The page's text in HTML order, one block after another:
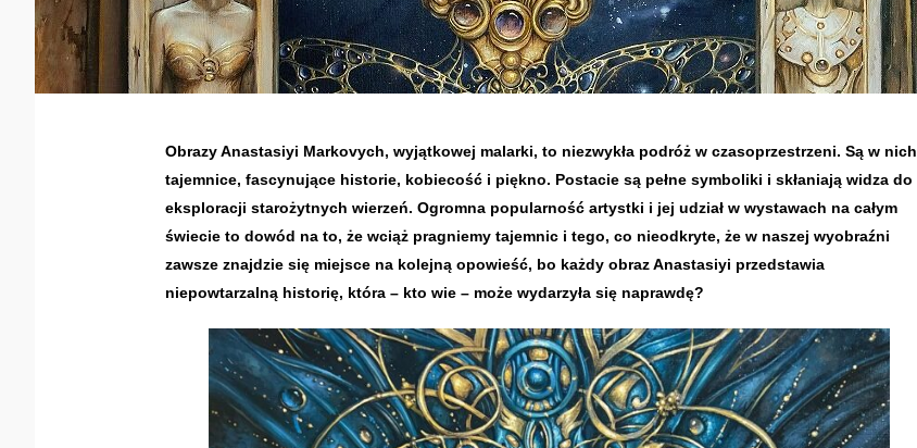
Obrazy Anastasiyi Markovych, wyjątkowej malarki, to niezwykła podróż w czasoprzestrzeni. Są w nich
tajemnice, fascynujące historie, kobiecość i piękno. Postacie są pełne symboliki i skłaniają widza do
eksploracji starożytnych wierzeń. Ogromna popularność artystki i jej udział w wystawach na całym
świecie to dowód na to, że wciąż pragniemy tajemnic i tego, co nieodkryte, że w naszej wyobraźni
zawsze znajdzie się miejsce na kolejną opowieść, bo każdy obraz Anastasiyi przedstawia
niepowtarzalną historię, która – kto wie – może wydarzyła się naprawdę?